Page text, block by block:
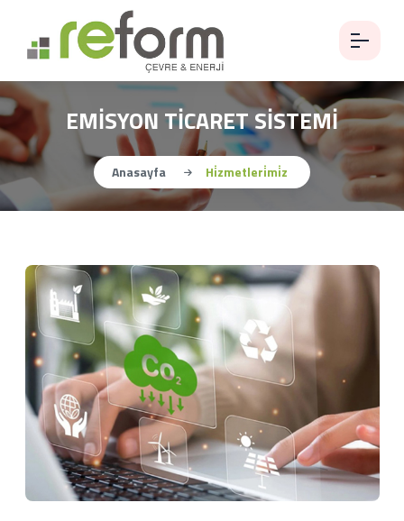
EMİSYON TİCARET SİSTEMİ
Anasayfa Hi̇zmetleri̇mi̇z